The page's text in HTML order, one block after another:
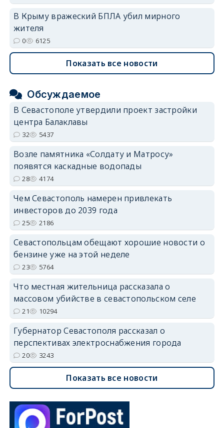
В Крыму вражеский БПЛА убил мирного
жителя
0 6125
Показать все новости
Обсуждаемое
В Севастополе утвердили проект застройки
центра Балаклавы
32 5437
Возле памятника «Солдату и Матросу»
появятся каскадные водопады
28 4174
Чем Севастополь намерен привлекать
инвесторов до 2039 года
25 2186
Севастопольцам обещают хорошие новости о
бензине уже на этой неделе
23 5764
Что местная жительница рассказала о
массовом убийстве в севастопольском селе
21 10294
Губернатор Севастополя рассказал о
перспективах электроснабжения города
20 3243
Показать все новости